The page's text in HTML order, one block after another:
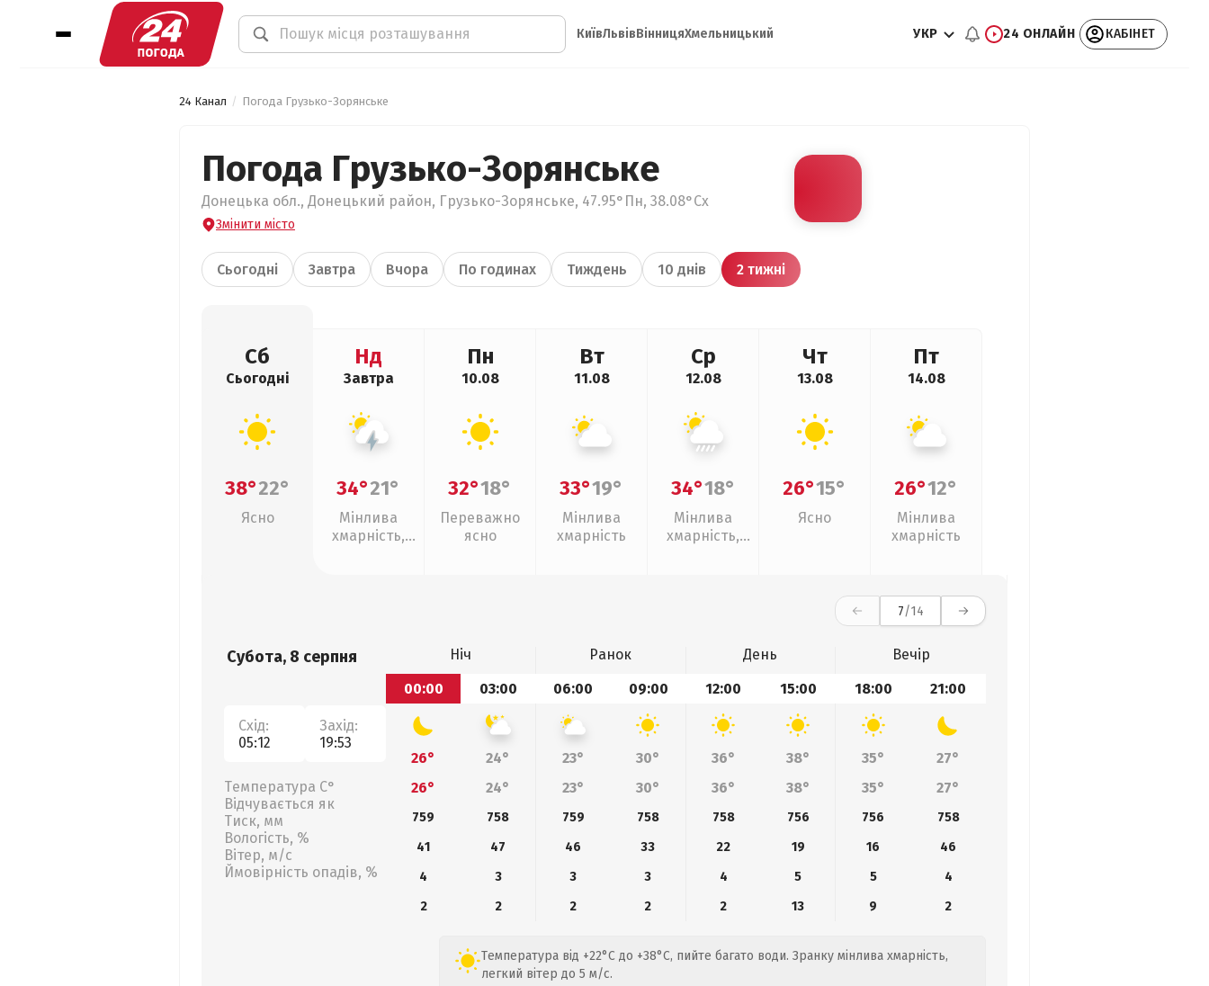
КиївЛьвівВінницяХмельницький УКР 24 ОНЛАЙН КАБІНЕТ
24 Канал Погода Грузько-Зорянське
Погода Грузько-Зорянське
Донецька обл., Донецький район, Грузько-Зорянське, 47.95°Пн, 38.08°Сх
Змінити місто
Сьогодні Завтра Вчора По годинах Тиждень 10 днів 2 тижні
Сб
Сьогодні
38°22°
Ясно
Нд
Завтра
34°21°
Мінлива
хмарність,
Пн
10.08
32°18°
Переважно
ясно
Вт
11.08
33°19°
Мінлива
хмарність
Ср
12.08
34°18°
Мінлива
хмарність,
Чт
13.08
26°15°
Ясно
Пт
14.08
26°12°
Мінлива
хмарність
7/14
Субота, 8 серпня
Схід:
05:12
Захід:
19:53
Температура С°
Відчувається як
Тиск, мм
Вологість, %
Вітер, м/с
Ймовірність опадів, %
Ніч Ранок День
Вечір
00:00
03:00 06:00 09:00 12:00 15:00 18:00 21:00
26° 24° 23° 30° 36° 38° 35°
27°
26°
24° 23° 30° 36° 38° 35° 27°
759 758 759 758 758 756 756
758
41
47 46 33 22 19 16
46
4
3 3 3 4 5 5
4
2
2 2 2 2 13 9 2
Температура від +22°C до +38°C, пийте багато води. Зранку мінлива хмарність,
легкий вітер до 5 м/с.